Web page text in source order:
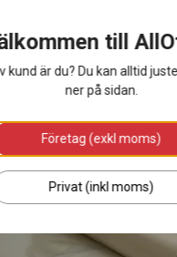
till
kund är du? Du kan alltid
ner på sidan.
Företag (exkl moms)
Privat (inkl moms)